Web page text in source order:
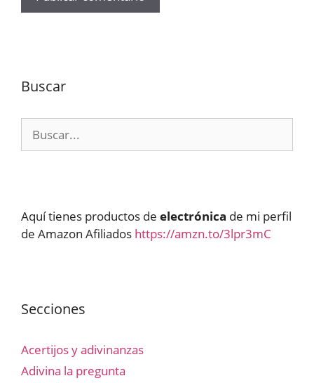
Buscar
Aquí tienes productos de electrónica de mi perfil
de Amazon Afiliados https://amzn.to/3lpr3mC
Secciones
Acertijos y adivinanzas
Adivina la pregunta